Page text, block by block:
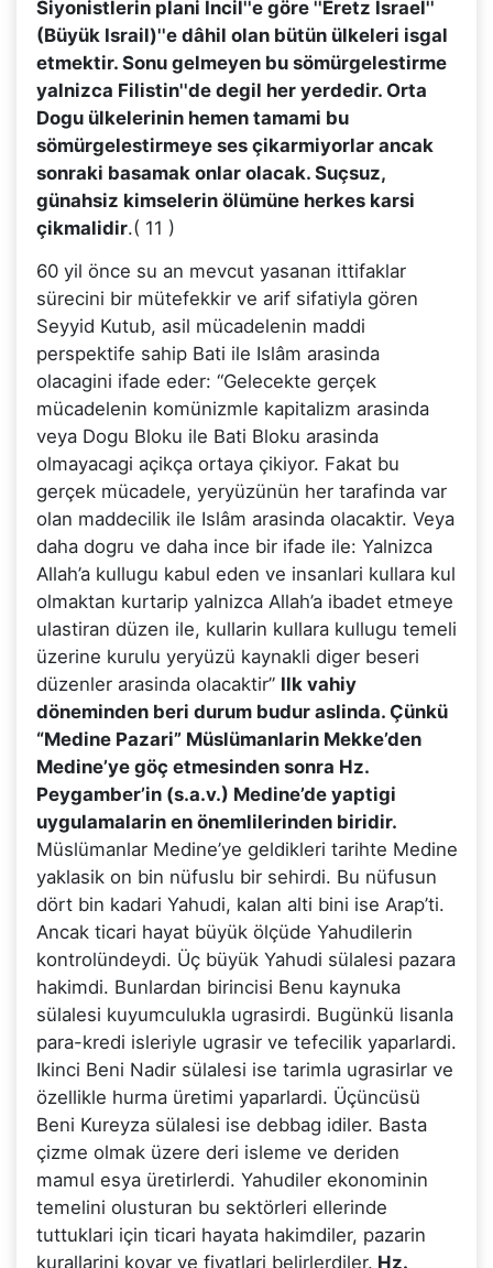
Siyonistlerin plani Incil''e göre ''Eretz Israel''
(Büyük Israil)''e dâhil olan bütün ülkeleri isgal
etmektir. Sonu gelmeyen bu sömürgelestirme
yalnizca Filistin''de degil her yerdedir. Orta
Dogu ülkelerinin hemen tamami bu
sömürgelestirmeye ses çikarmiyorlar ancak
sonraki basamak onlar olacak. Suçsuz,
günahsiz kimselerin ölümüne herkes karsi
çikmalidir.( 11 )
60 yil önce su an mevcut yasanan ittifaklar
sürecini bir mütefekkir ve arif sifatiyla gören
Seyyid Kutub, asil mücadelenin maddi
perspektife sahip Bati ile Islâm arasinda
olacagini ifade eder: “Gelecekte gerçek
mücadelenin komünizmle kapitalizm arasinda
veya Dogu Bloku ile Bati Bloku arasinda
olmayacagi açikça ortaya çikiyor. Fakat bu
gerçek mücadele, yeryüzünün her tarafinda var
olan maddecilik ile Islâm arasinda olacaktir. Veya
daha dogru ve daha ince bir ifade ile: Yalnizca
Allah’a kullugu kabul eden ve insanlari kullara kul
olmaktan kurtarip yalnizca Allah’a ibadet etmeye
ulastiran düzen ile, kullarin kullara kullugu temeli
üzerine kurulu yeryüzü kaynakli diger beseri
düzenler arasinda olacaktir” Ilk vahiy
döneminden beri durum budur aslinda. Çünkü
“Medine Pazari” Müslümanlarin Mekke’den
Medine’ye göç etmesinden sonra Hz.
Peygamber’in (s.a.v.) Medine’de yaptigi
uygulamalarin en önemlilerinden biridir.
Müslümanlar Medine’ye geldikleri tarihte Medine
yaklasik on bin nüfuslu bir sehirdi. Bu nüfusun
dört bin kadari Yahudi, kalan alti bini ise Arap’ti.
Ancak ticari hayat büyük ölçüde Yahudilerin
kontrolündeydi. Üç büyük Yahudi sülalesi pazara
hakimdi. Bunlardan birincisi Benu kaynuka
sülalesi kuyumculukla ugrasirdi. Bugünkü lisanla
para-kredi isleriyle ugrasir ve tefecilik yaparlardi.
Ikinci Beni Nadir sülalesi ise tarimla ugrasirlar ve
özellikle hurma üretimi yaparlardi. Üçüncüsü
Beni Kureyza sülalesi ise debbag idiler. Basta
çizme olmak üzere deri isleme ve deriden
mamul esya üretirlerdi. Yahudiler ekonominin
temelini olusturan bu sektörleri ellerinde
tuttuklari için ticari hayata hakimdiler, pazarin
kurallarini koyar ve fiyatlari belirlerdiler. Hz.